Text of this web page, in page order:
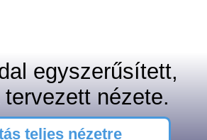
egyszerűsített,
tervezett nézete.
teljes nézetre